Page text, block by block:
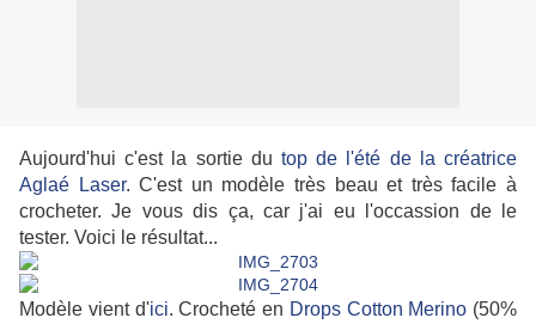
Aujourd'hui c'est la sortie du top de l'été de la créatrice
Aglaé Laser. C'est un modèle très beau et très facile à
crocheter. Je vous dis ça, car j'ai eu l'occassion de le
tester. Voici le résultat...
Modèle vient d'ici. Crocheté en Drops Cotton Merino (50%